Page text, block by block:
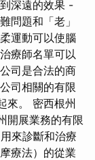
深遠的效果 -
問題和「老」
運動可以使腦
療師名單可以
司是合法的商
司相關的有限
來。 密西根州
開展業務的有限
來診斷和治療
療法）的從業